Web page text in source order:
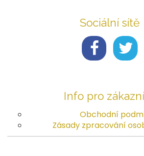
Sociální sítě
Info pro
Obchodní
Zásady zpracování